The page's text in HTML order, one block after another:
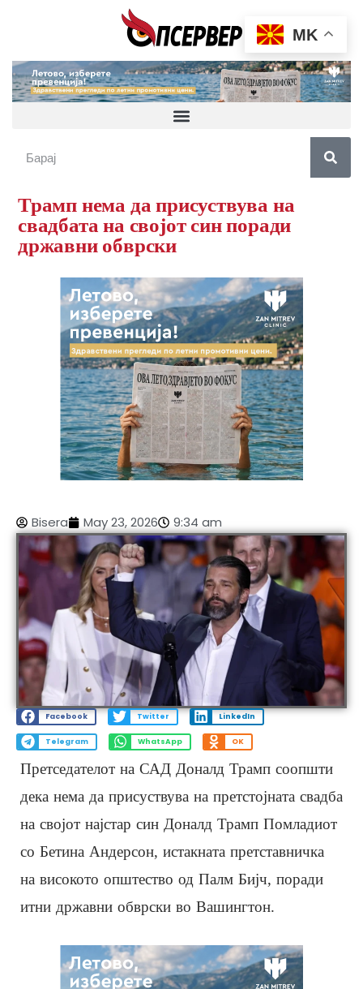
Трамп нема да присуствува на
свадбата на својот син поради
државни обврски
Bisera May 23, 2026 9:34 am
Facebook Twitter LinkedIn
Telegram WhatsApp OK
Претседателот на САД Доналд Трамп соопшти
дека нема да присуствува на претстојната свадба
на својот најстар син Доналд Трамп Помладиот
со Бетина Андерсон, истакната претставничка
на високото општество од Палм Бијч, поради
итни државни обврски во Вашингтон.
MK